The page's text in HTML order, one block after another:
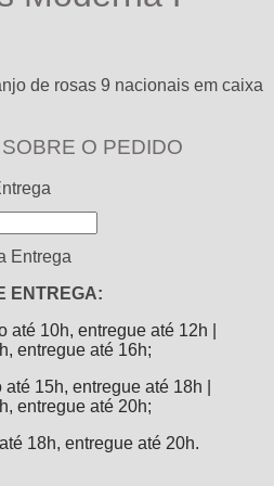
de rosas 9 nacionais em caixa
O PEDIDO
Entrega
ENTREGA:
até 10h, entregue até 12h |
entregue até 16h;
15h, entregue até 18h |
entregue até 20h;
18h, entregue até 20h.